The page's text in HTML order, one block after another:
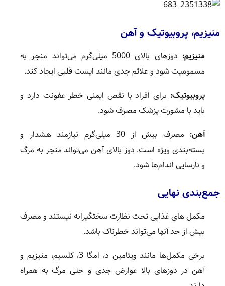
منیزیم، پروبیوتیک و آهن
منیزیم:
دوزهای بالای 5000 میلی‌گرم می‌تواند منجر به
مسمومیت شود و علائم جدی مانند ایست قلبی ایجاد کند.
پروبیوتیک: برای افراد با نقص ایمنی خطر عفونت دارد و
باید با مشورت پزشک مصرف شود.
آهن:
مصرف بیش از 30 میلی‌گرم نیازمند هشدار و
بسته‌بندی ویژه است. دوز بالای آهن می‌تواند منجر به مرگ
و نارسایی اندام‌ها شود.
جمع‌بندی نهایی
مکمل های غذایی تحت نظارت سختگیرانه نیستند و مصرف
بیش از حد آنها می‌تواند خطرناک باشد.
برخی مکمل‌ها مانند ویتامین د، امگا 3، کلسیم، منیزیم و
آهن در دوزهای بالا عوارض جدی و حتی مرگ به همراه